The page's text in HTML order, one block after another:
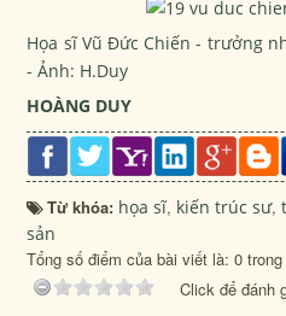
Họa sĩ Vũ Đức Chiến - trưởng
- Ảnh: H.Duy
HOÀNG DUY
Từ khóa: họa sĩ, kiến trúc sư,
sản
Tổng số điểm của bài viết là: 0
Click để đánh